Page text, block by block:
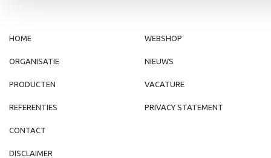
HOME
ORGANISATIE
PRODUCTEN
REFERENTIES
WEBSHOP
NIEUWS
VACATURE
PRIVACY STATEMENT
CONTACT
DISCLAIMER